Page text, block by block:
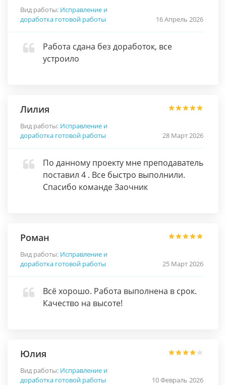
Вид работы: Исправление и
доработка готовой работы
16 Апрель 2026
Работа сдана без доработок, все
устроило
Лилия
Вид работы: Исправление и
доработка готовой работы
28 Март 2026
По данному проекту мне преподаватель
поставил 4 . Все быстро выполнили.
Спасибо команде Заочник
Роман
Вид работы: Исправление и
доработка готовой работы
25 Март 2026
Всё хорошо. Работа выполнена в срок.
Качество на высоте!
Юлия
Вид работы: Исправление и
доработка готовой работы
10 Февраль 2026